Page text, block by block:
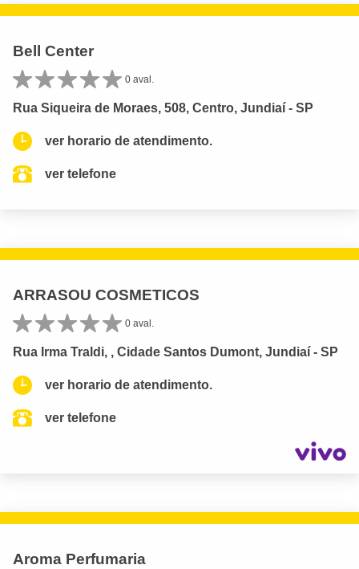
Bell Center
0 aval.
Rua Siqueira de Moraes, 508, Centro, Jundiaí - SP
ver horario de atendimento.
ver telefone
ARRASOU COSMETICOS
0 aval.
Rua Irma Traldi, , Cidade Santos Dumont, Jundiaí - SP
ver horario de atendimento.
ver telefone
Aroma Perfumaria